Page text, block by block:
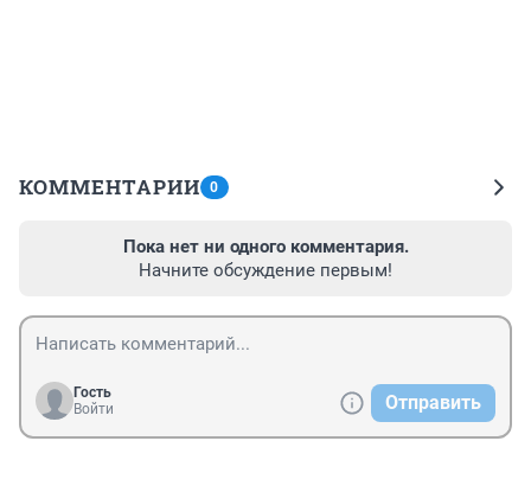
КОММЕНТАРИИ 0
Пока нет ни одного комментария.
Начните обсуждение первым!
Гость
Войти
Отправить